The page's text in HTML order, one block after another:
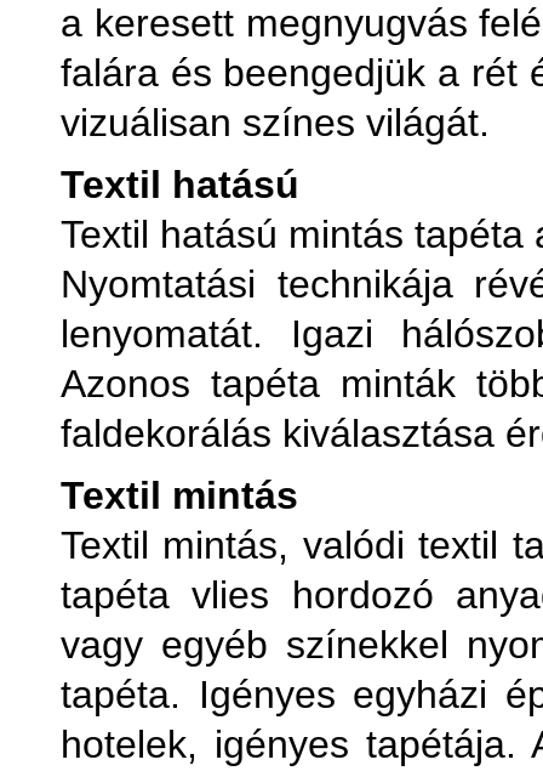
a keresett megnyugvás
falára és beengedjük a rét
vizuálisan színes világát.
Textil hatású
Textil hatású mintás
Nyomtatási technikája
lenyomatát. Igazi
Azonos tapéta minták
faldekorálás kiválasztása
Textil mintás
Textil mintás, valódi textil
tapéta vlies hordozó
vagy egyéb színekkel
tapéta. Igényes egyházi
hotelek, igényes tapétája.